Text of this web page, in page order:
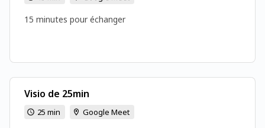
15 minutes pour échanger
Visio de 25min
25 min Google Meet